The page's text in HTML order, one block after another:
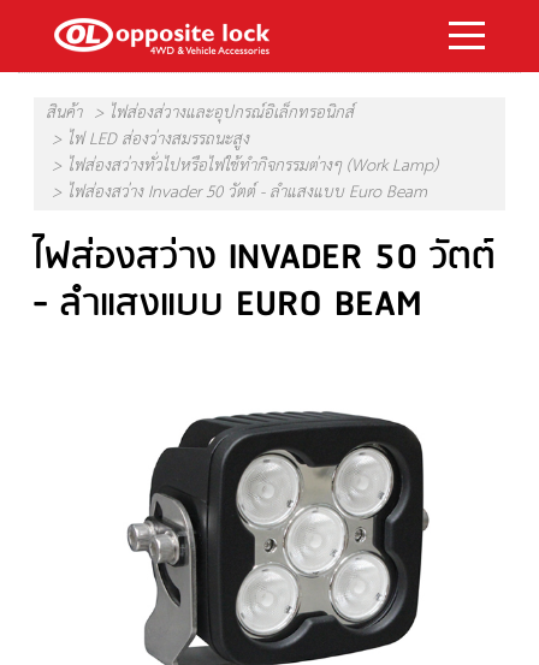
สินค้า
ไฟส่องส่วางและอุปกรณ์อิเล็กทรอนิกส์
ไฟ LED ส่องว่างสมรรถนะสูง
ไฟส่องสว่างทั่วไปหรือไฟใช้ทำกิจกรรมต่างๆ (Work Lamp)
ไฟส่องสว่าง Invader 50 วัตต์ - ลำแสงแบบ Euro Beam
ไฟส่องสว่าง INVADER 50 วัตต์
- ลำแสงแบบ EURO BEAM